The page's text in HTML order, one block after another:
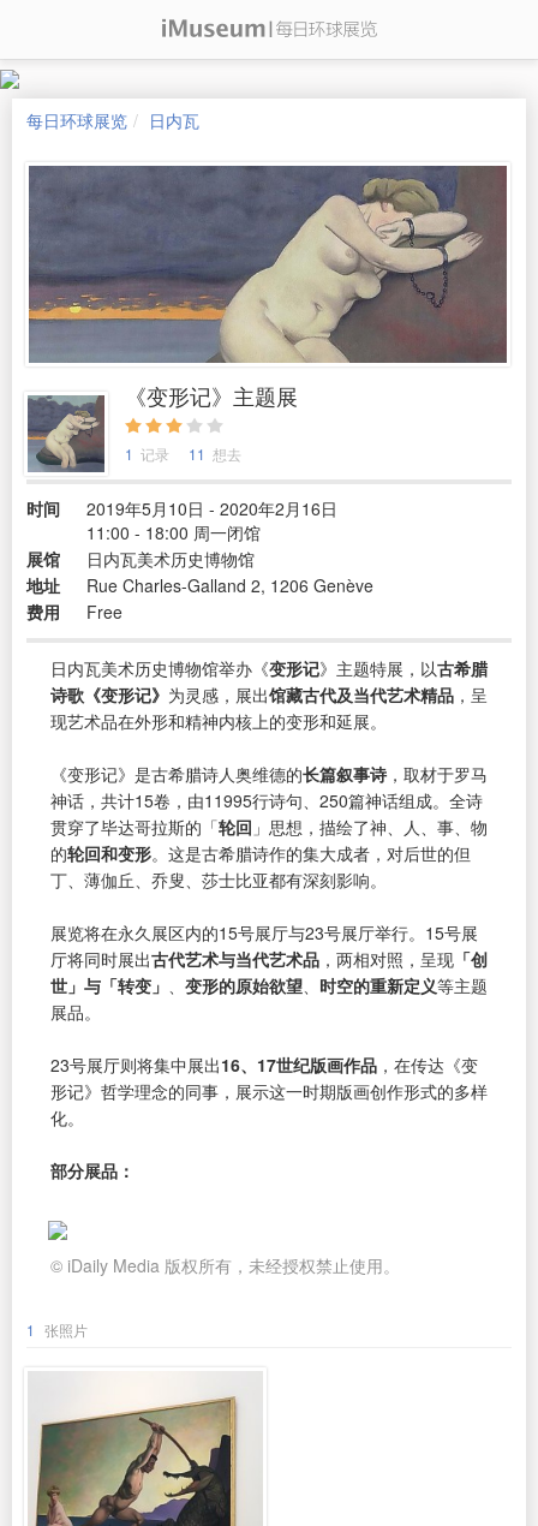
每日环球展览 日内瓦
《变形记》主题展
1 记录 11 想去
时间
2019年5月10日 - 2020年2月16日
11:00 - 18:00 周一闭馆
展馆
日内瓦美术历史博物馆
地址
Rue Charles-Galland 2, 1206 Genève
费用
Free
日内瓦美术历史博物馆举办《变形记》主题特展，以古希腊
诗歌《变形记》 为灵感，展出馆藏古代及当代艺术精品 ，呈
现艺术品在外形和精神内核上的变形和延展。
《变形记》是古希腊诗人奥维德的长篇叙事诗，取材于罗马
神话，共计15卷，由11995行诗句、250篇神话组成。全诗
贯穿了毕达哥拉斯的「轮回 」思想，描绘了神、人、事、物
的轮回和变形。这是古希腊诗作的集大成者，对后世的但
丁、薄伽丘、乔叟、莎士比亚都有深刻影响。
展览将在永久展区内的15号展厅与23号展厅举行。15号展
厅将同时展出古代艺术与当代艺术品 ，两相对照，呈现 「创
世」与「转变」
变形的原始欲望 时空的重新定义等主题
展品。
23号展厅则将集中展出16、17世纪版画作品 ，在传达《变
形记》哲学理念的同事，展示这一时期版画创作形式的多样
化。
部分展品：
© iDaily Media 版权所有，未经授权禁止使用。
1 张照片